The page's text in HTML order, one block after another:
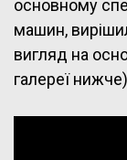
основному
машин,
вигляд на
галереї